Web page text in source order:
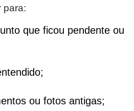
para:
que ficou pendente ou
ou fotos antigas;